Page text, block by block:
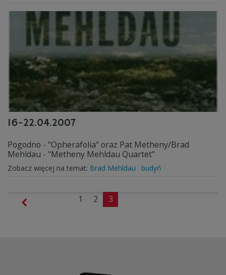
16-22.04.2007
Pogodno - "Opherafolia" oraz Pat Metheny/Brad
Mehldau - "Metheny Mehldau Quartet"
Zobacz więcej na temat: Brad Mehldau budyń
1 2 3